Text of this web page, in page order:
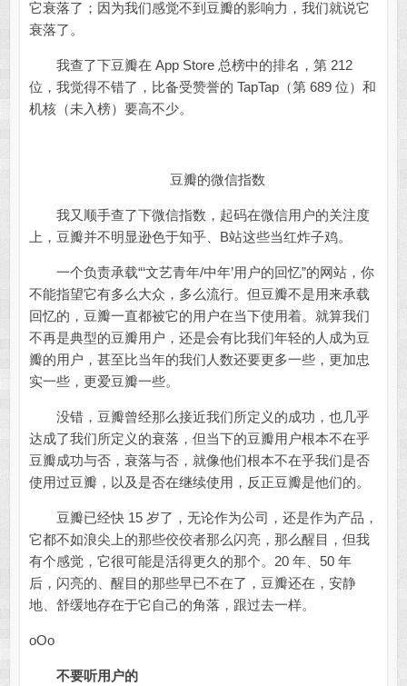
它衰落了；因为我们感觉不到豆瓣的影响力，我们就说它
衰落了。
我查了下豆瓣在 App Store 总榜中的排名，第 212
位，我觉得不错了，比备受赞誉的 TapTap（第 689 位）和
机核（未入榜）要高不少。
豆瓣的微信指数
我又顺手查了下微信指数，起码在微信用户的关注度
上，豆瓣并不明显逊色于知乎、B站这些当红炸子鸡。
一个负责承载“‘文艺青年/中年’用户的回忆”的网站，你
不能指望它有多么大众，多么流行。但豆瓣不是用来承载
回忆的，豆瓣一直都被它的用户在当下使用着。就算我们
不再是典型的豆瓣用户，还是会有比我们年轻的人成为豆
瓣的用户，甚至比当年的我们人数还要更多一些，更加忠
实一些，更爱豆瓣一些。
没错，豆瓣曾经那么接近我们所定义的成功，也几乎
达成了我们所定义的衰落，但当下的豆瓣用户根本不在乎
豆瓣成功与否，衰落与否，就像他们根本不在乎我们是否
使用过豆瓣，以及是否在继续使用，反正豆瓣是他们的。
豆瓣已经快 15 岁了，无论作为公司，还是作为产品，
它都不如浪尖上的那些佼佼者那么闪亮，那么醒目，但我
有个感觉，它很可能是活得更久的那个。20 年、50 年
后，闪亮的、醒目的那些早已不在了，豆瓣还在，安静
地、舒缓地存在于它自己的角落，跟过去一样。
oOo
不要听用户的